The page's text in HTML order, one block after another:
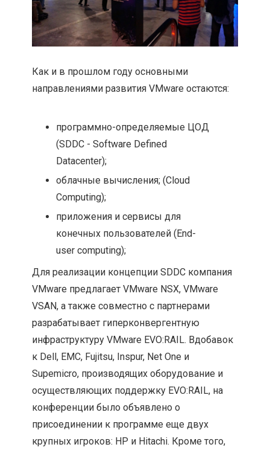
Как и в прошлом году основными
направлениями развития VMware остаются:
программно-определяемые ЦОД
(SDDC - Software Defined
Datacenter);
облачные вычисления; (Cloud
Computing);
приложения и сервисы для
конечных пользователей (End-
user computing);
Для реализации концепции SDDC компания
VMware предлагает VMware NSX, VMware
VSAN, а также совместно с партнерами
разрабатывает гиперконвергентную
инфраструктуру VMware EVO:RAIL. Вдобавок
к Dell, EMC, Fujitsu, Inspur, Net One и
Supemicro, производящих оборудование и
осуществляющих поддержку EVO:RAIL, на
конференции было объявлено о
присоединении к программе еще двух
крупных игроков: HP и Hitachi. Кроме того,